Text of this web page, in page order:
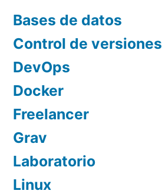
Bases de datos
Control de versiones
DevOps
Docker
Freelancer
Grav
Laboratorio
Linux